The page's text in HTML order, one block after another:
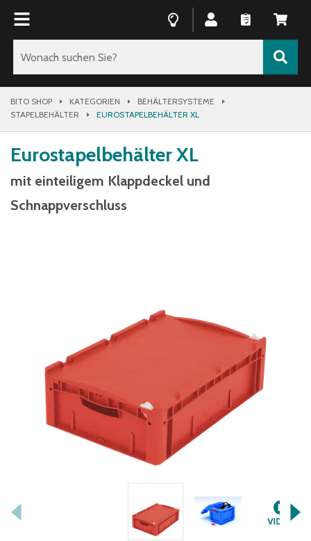
BITO SHOP KATEGORIEN
BEHÄLTERSYSTEME
STAPELBEHÄLTER
EUROSTAPELBEHÄLTER XL
Eurostapelbehälter XL
mit einteiligem Klappdeckel und
Schnappverschluss